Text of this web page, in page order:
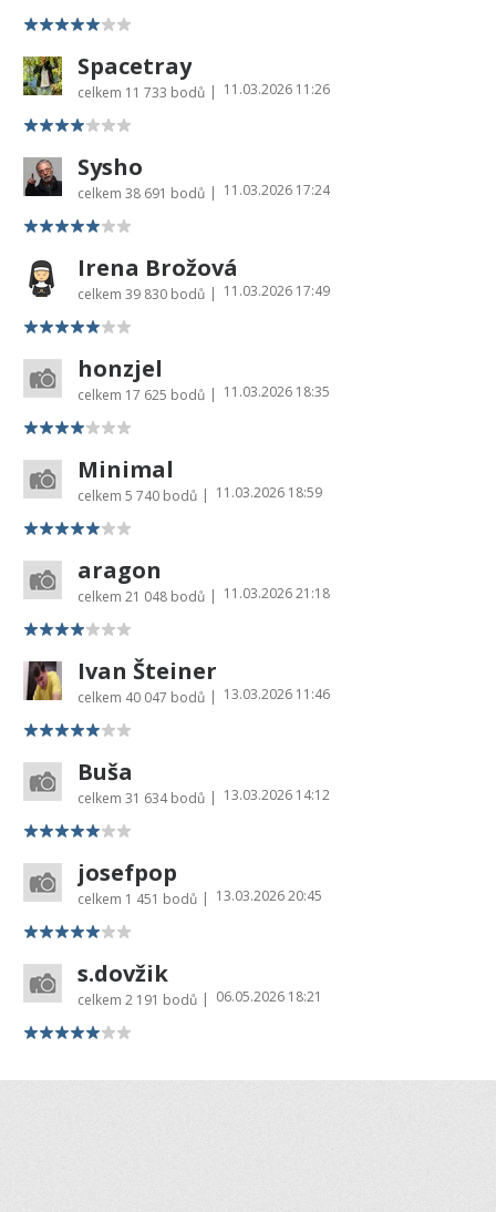
Spacetray
celkem 11 733 bodů | 11.03.2026 11:26
Sysho
celkem 38 691 bodů | 11.03.2026 17:24
Irena Brožová
celkem 39 830 bodů | 11.03.2026 17:49
honzjel
celkem 17 625 bodů | 11.03.2026 18:35
Minimal
celkem 5 740 bodů | 11.03.2026 18:59
aragon
celkem 21 048 bodů | 11.03.2026 21:18
Ivan Šteiner
celkem 40 047 bodů | 13.03.2026 11:46
Buša
celkem 31 634 bodů | 13.03.2026 14:12
josefpop
celkem 1 451 bodů | 13.03.2026 20:45
s.dovžik
celkem 2 191 bodů | 06.05.2026 18:21